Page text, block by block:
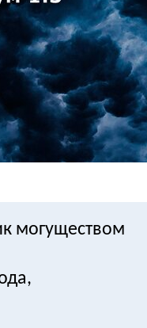
могуществом